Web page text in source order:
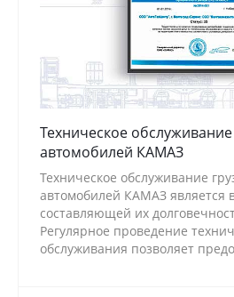
Техническое
автомобилей КАМАЗ
Техническое обслуживание
автомобилей КАМАЗ является
составляющей их
Регулярное проведение
обслуживания позволяет